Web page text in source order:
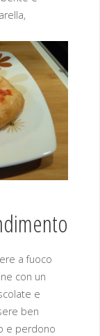
a fuoco
con un
e
ben
e perdono